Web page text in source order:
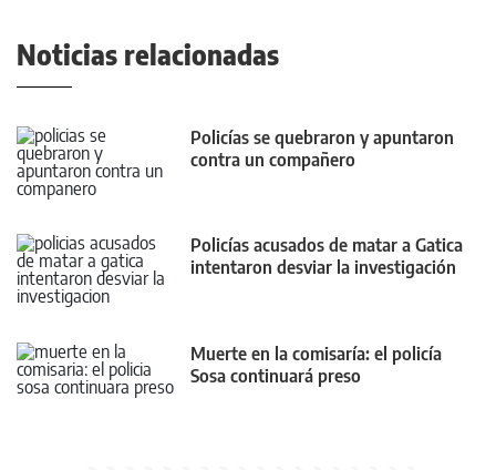
Noticias relacionadas
Policías se quebraron y apuntaron
contra un compañero
Policías acusados de matar a Gatica
intentaron desviar la investigación
Muerte en la comisaría: el policía
Sosa continuará preso